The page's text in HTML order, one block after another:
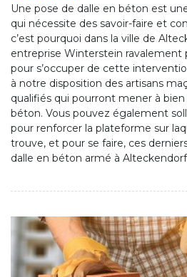
Une pose de dalle en béton est
qui nécessite des savoir-faire et
c’est pourquoi dans la ville de
entreprise Winterstein ravalement
pour s’occuper de cette
à notre disposition des artisans
qualifiés qui pourront mener à bien
béton. Vous pouvez également
pour renforcer la plateforme sur
trouve, et pour se faire, ces
dalle en béton armé à